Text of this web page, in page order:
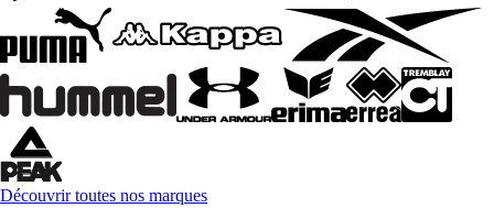
Découvrir toutes nos marques